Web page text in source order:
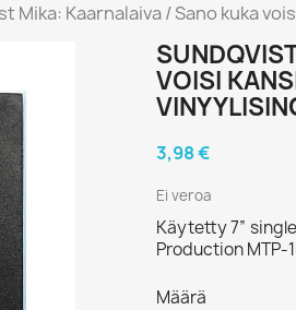
Mika: Kaarnalaiva / Sano kuka
VOISI
3,98 €
Ei veroa
Käytetty 7”
Production MTP-
Määrä